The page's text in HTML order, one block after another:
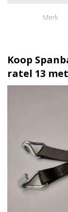
Merk
ratel 13 meter
Lengte
Haak/
Ratel
Koop
ratel 13